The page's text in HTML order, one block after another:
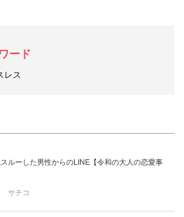
ード
レス
ルーした男性からのLINE【令和の大人の恋愛事
サチコ